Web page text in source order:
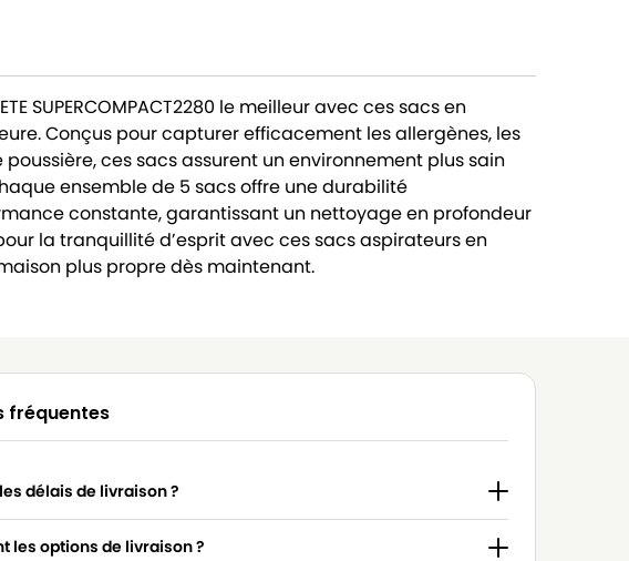
SUPERCOMPACT2280 le meilleur avec ces sacs en
Conçus pour capturer efficacement les allergènes, les
ces sacs assurent un environnement plus sain
ensemble de 5 sacs offre une durabilité
constante, garantissant un nettoyage en profondeur
la tranquillité d’esprit avec ces sacs aspirateurs en
plus propre dès maintenant.
fréquentes
délais de livraison ?
les options de livraison ?